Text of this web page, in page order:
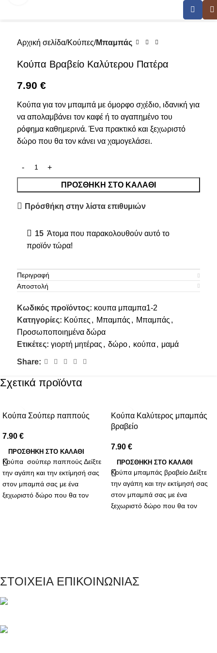
Αρχική σελίδα Κούπες Μπαμπάς
Κούπα Βραβείο Καλύτερου Πατέρα
7.90 €
Κούπα για τον μπαμπά με όμορφο σχέδιο, ιδανική για
να απολαμβάνει τον καφέ ή το αγαπημένο του
ρόφημα καθημερινά. Ένα πρακτικό και ξεχωριστό
δώρο που θα τον κάνει να χαμογελάσει.
ΠΡΟΣΘΉΚΗ ΣΤΟ ΚΑΛΆΘΙ
Πρόσθήκη στην λίστα επιθυμιών
15 Άτομα που παρακολουθούν αυτό το
προϊόν τώρα!
Περιγραφή
Αποστολή
Κωδικός προϊόντος: κουπα μπαμπα1-2
Κατηγορίες: Κούπες , Μπαμπάς , Μπαμπάς ,
Προσωποποιημένα δώρα
Ετικέτες: γιορτή μητέρας , δώρο, κούπα, μαμά
Share:
Σχετικά προϊόντα
Κούπα Σούπερ παππούς
7.90 €
ΠΡΟΣΘΉΚΗ ΣΤΟ ΚΑΛΆΘΙ
Κούπα σούπερ παππούς Δείξτε
την αγάπη και την εκτίμησή σας
στον μπαμπά σας με ένα
ξεχωριστό δώρο που θα τον
Κούπα Καλύτερος μπαμπάς
βραβείο
7.90 €
ΠΡΟΣΘΉΚΗ ΣΤΟ ΚΑΛΆΘΙ
Κούπα μπαμπάς βραβείο Δείξτε
την αγάπη και την εκτίμησή σας
στον μπαμπά σας με ένα
ξεχωριστό δώρο που θα τον
ΣΤΟΙΧΕΙΑ ΕΠΙΚΟΙΝΩΝΙΑΣ